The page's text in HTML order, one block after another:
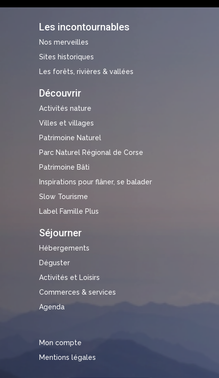
Les incontournables
Nos merveilles
Sites historiques
Les forêts, rivières & vallées
Découvrir
Activités nature
Villes et villages
Patrimoine Naturel
Parc Naturel Régional de Corse
Patrimoine Bâti
Inspirations pour flâner, se balader
Slow Tourisme
Label Famille Plus
Séjourner
Hébergements
Déguster
Activités et Loisirs
Commerces & services
Agenda
Mon compte
Mentions légales